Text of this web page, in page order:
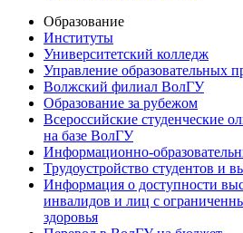
Образование
Институты
Университетский колледж
Управление образовательных
Волжский филиал ВолГУ
Образование за рубежом
Всероссийские студенческие
на базе ВолГУ
Информационно-
Трудоустройство студентов и
Информация о доступности
инвалидов и лиц с
здоровья